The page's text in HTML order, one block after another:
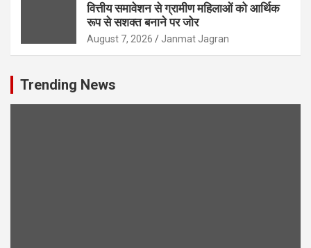
वित्तीय समावेशन से ग्रामीण महिलाओं को आर्थिक
रूप से सशक्त बनाने पर जोर
August 7, 2026 Janmat Jagran
Trending News